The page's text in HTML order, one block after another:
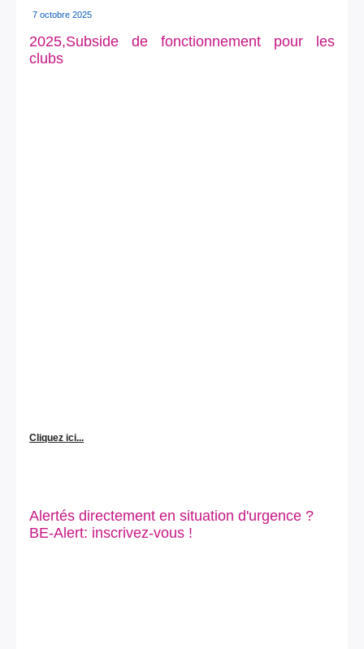
7 octobre 2025
2025,Subside de fonctionnement pour les
clubs
Cliquez ici...
Alertés directement en situation d'urgence ?
BE-Alert: inscrivez-vous !